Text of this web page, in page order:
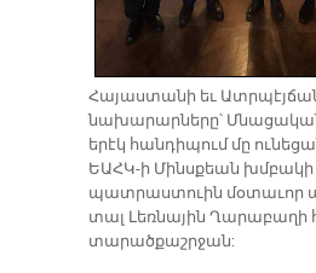
Հայաստանի եւ
նախարարները՝
երէկ հանդիպում մը
ԵԱՀԿ-ի Մինսքեան
պատրաստուին մօտաւոր
տալ Լեռնային
տարածքաշրջան: